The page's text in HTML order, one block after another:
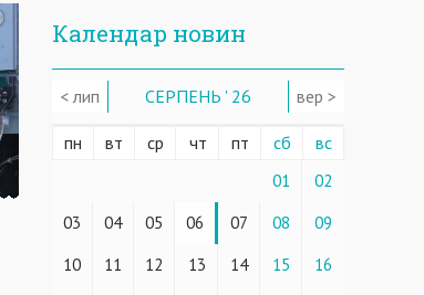
Календар новин
< лип СЕРПЕНЬ ' 26 вер >
пн вт ср чт пт сб вс
01
02
03
04 05 06 07 08
09
10
11 12 13 14 15
16